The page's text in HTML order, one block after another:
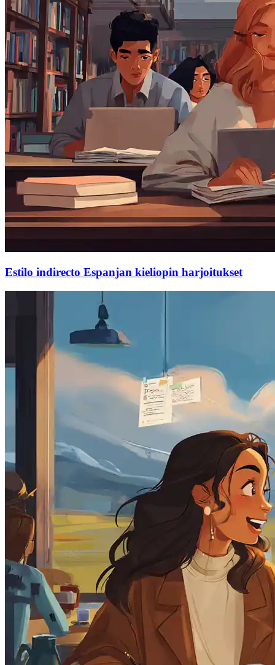
Estilo indirecto Espanjan kieliopin harjoitukset